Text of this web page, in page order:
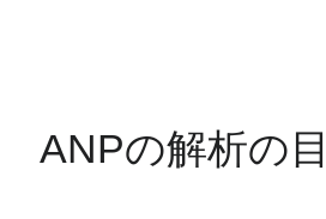
ANPの解析の